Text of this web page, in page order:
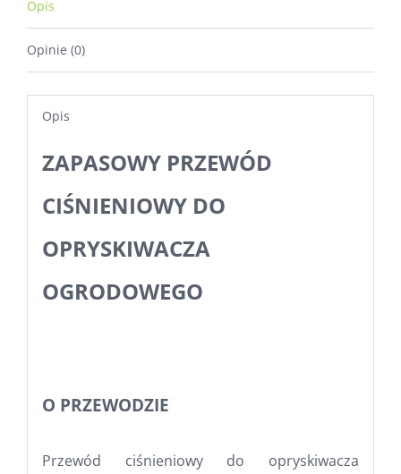
Opis
Opinie (0)
Opis
ZAPASOWY PRZEWÓD
CIŚNIENIOWY DO
OPRYSKIWACZA
OGRODOWEGO
O PRZEWODZIE
Przewód ciśnieniowy do opryskiwacza